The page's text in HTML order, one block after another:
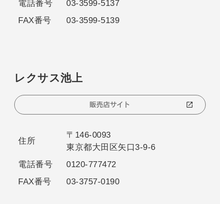
電話番号 03-3599-5137
FAX番号 03-3599-5139
レクサス池上
販売店サイト
住所
〒146-0093
東京都大田区矢口3-9-6
電話番号 0120-777472
FAX番号 03-3757-0190